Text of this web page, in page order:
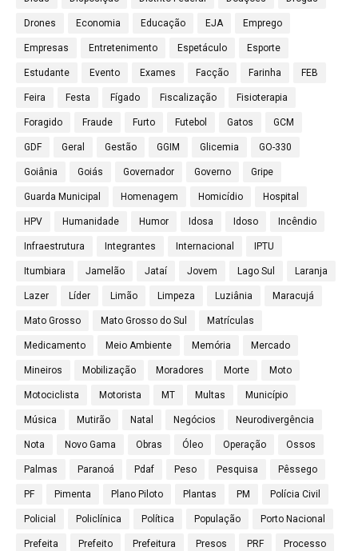
Drones Economia Educação EJA Emprego
Empresas Entretenimento Espetáculo Esporte
Estudante Evento Exames Facção Farinha FEB
Feira Festa Fígado Fiscalização Fisioterapia
Foragido Fraude Furto Futebol Gatos GCM
GDF Geral Gestão GGIM Glicemia GO-330
Goiânia Goiás Governador Governo Gripe
Guarda Municipal Homenagem Homicídio Hospital
HPV Humanidade Humor Idosa Idoso Incêndio
Infraestrutura Integrantes Internacional IPTU
Itumbiara Jamelão Jataí Jovem Lago Sul Laranja
Lazer Líder Limão Limpeza Luziânia Maracujá
Mato Grosso Mato Grosso do Sul Matrículas
Medicamento Meio Ambiente Memória Mercado
Mineiros Mobilização Moradores Morte Moto
Motociclista Motorista MT Multas Município
Música Mutirão Natal Negócios Neurodivergência
Nota Novo Gama Obras Óleo Operação Ossos
Palmas Paranoá Pdaf Peso Pesquisa Pêssego
PF Pimenta Plano Piloto Plantas PM Polícia Civil
Policial Policlínica Política População Porto Nacional
Prefeita Prefeito Prefeitura Presos PRF Processo